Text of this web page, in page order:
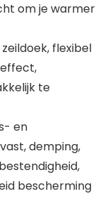
om je warmer
flexibel
te
en
demping,
bescherming